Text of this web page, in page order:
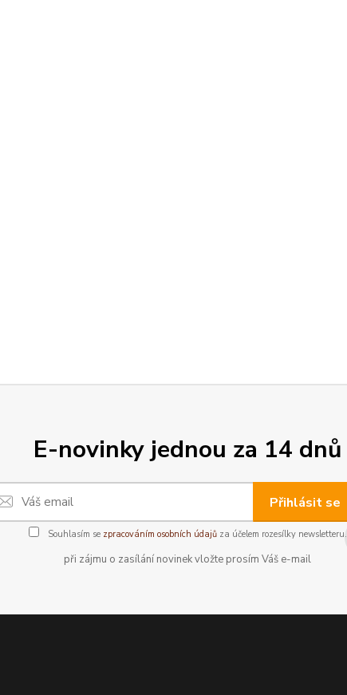
E-novinky jednou za 14 dnů
Přihlásit se
Souhlasím se zpracováním osobních údajůza účelem rozesílky newsletteru.
při zájmu o zasílání novinek vložte prosím Váš e-mail